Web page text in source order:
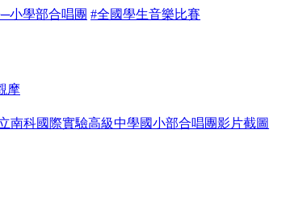
小學部合唱團 #全國學生音樂比賽
摩